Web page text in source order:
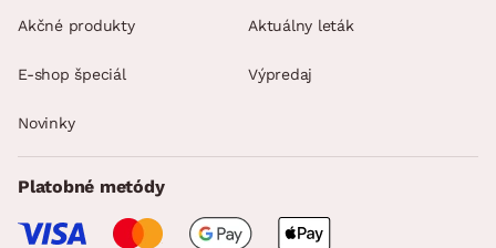
Akčné produkty Aktuálny leták
E-shop špeciál Výpredaj
Novinky
Platobné metódy